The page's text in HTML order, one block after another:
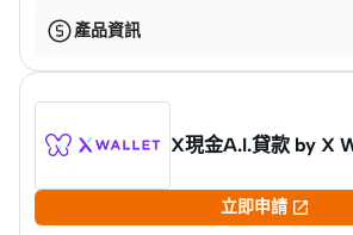
產品資訊
X現金A.I.貸款 by X
立即申請 